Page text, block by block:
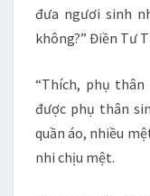
đưa ngươi sinh
không?” Điền Tư
“Thích, phụ
được phụ thân
quần áo, nhiều
nhi chịu mệt.